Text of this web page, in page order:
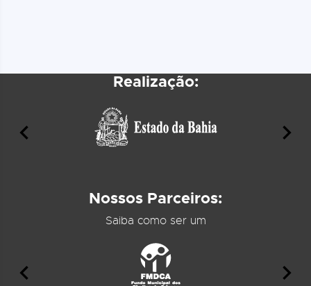
Realização:
Nossos Parceiros:
Saiba como ser um